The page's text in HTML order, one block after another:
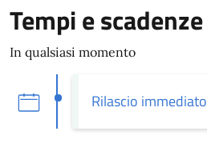
Tempi e scadenze
In qualsiasi momento
Rilascio immediato